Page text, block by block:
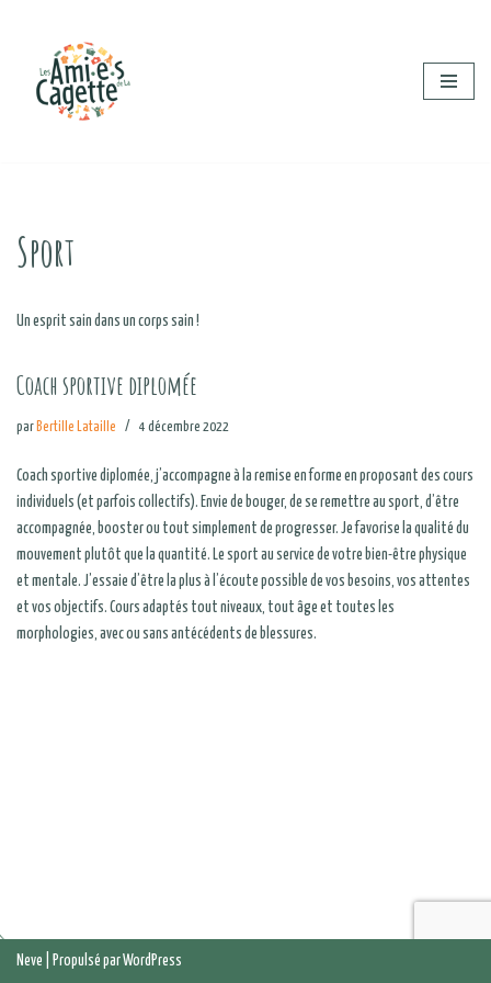
contenu
Sport
Un esprit sain dans un corps sain !
Coach sportive diplomée
par Bertille Lataille 4 décembre 2022
Coach sportive diplomée, j’accompagne à la remise en forme en proposant des cours
individuels (et parfois collectifs). Envie de bouger, de se remettre au sport, d’être
accompagnée, booster ou tout simplement de progresser. Je favorise la qualité du
mouvement plutôt que la quantité. Le sport au service de votre bien-être physique
et mentale. J’essaie d’être la plus à l’écoute possible de vos besoins, vos attentes
et vos objectifs. Cours adaptés tout niveaux, tout âge et toutes les
morphologies, avec ou sans antécédents de blessures.
Neve | Propulsé parWordPress